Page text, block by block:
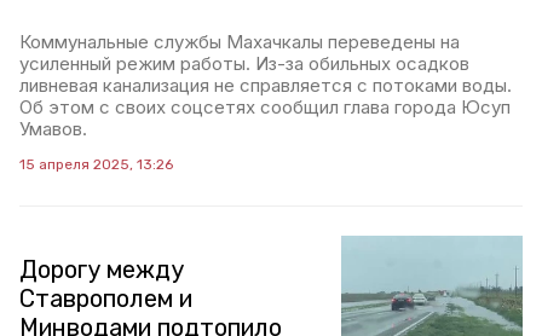
Коммунальные службы Махачкалы переведены на
усиленный режим работы. Из-за обильных осадков
ливневая канализация не справляется с потоками воды.
Об этом с своих соцсетях сообщил глава города Юсуп
Умавов.
15 апреля 2025, 13:26
Дорогу между
Ставрополем и
Минводами подтопило